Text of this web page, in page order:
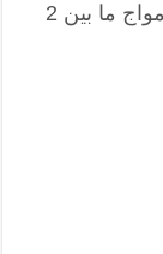
الرياح من 40 إلى 70 كم/س، وارتفاع الأمواج ما بين 2